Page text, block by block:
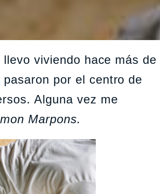
viviendo hace más de
por el centro de
Alguna vez me
Marpons.